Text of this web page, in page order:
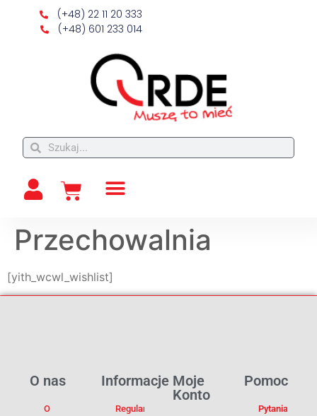
(+48) 22 11 20 333
(+48) 601 233 014
Przechowalnia
[yith_wcwl_wishlist]
Pomoc
Pytania I
Moje
Konto
Informacje
Regulamin
O nas
O